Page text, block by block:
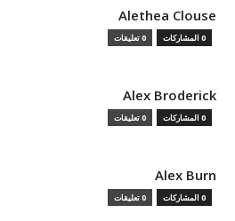
Alethea Clouse
0 المشاركات 0 تعليقات
Alex Broderick
0 المشاركات 0 تعليقات
Alex Burn
0 المشاركات 0 تعليقات